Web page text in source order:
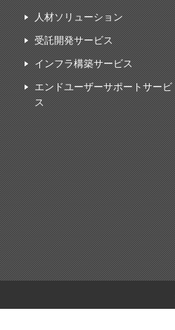
人材ソリューション
受託開発サービス
インフラ構築サービス
エンドユーザーサポートサービ
ス